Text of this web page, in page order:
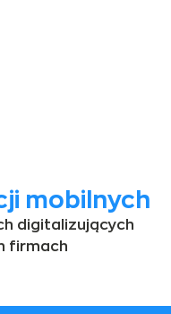
mobilnych
digitalizujących
firmach